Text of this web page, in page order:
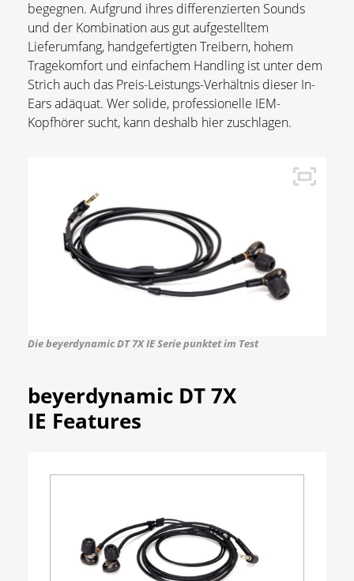
begegnen. Aufgrund ihres differenzierten Sounds
und der Kombination aus gut aufgestelltem
Lieferumfang, handgefertigten Treibern, hohem
Tragekomfort und einfachem Handling ist unter dem
Strich auch das Preis-Leistungs-Verhältnis dieser In-
Ears adäquat. Wer solide, professionelle IEM-
Kopfhörer sucht, kann deshalb hier zuschlagen.
Die beyerdynamic DT 7X IE Serie punktet im Test
beyerdynamic DT 7X
IE Features